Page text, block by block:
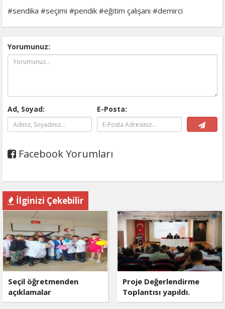
#sendika #seçimi #pendik #eğitim çalışanı #demirci
Yorumunuz:
Ad, Soyad: E-Posta:
Facebook Yorumları
İlginizi Çekebilir
Seçil öğretmenden
açıklamalar
Proje Değerlendirme
Toplantısı yapıldı.